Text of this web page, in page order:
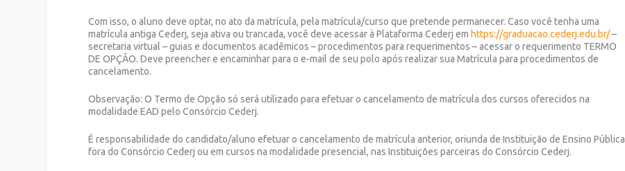
Com isso, o aluno deve optar, no ato da matrícula, pela matrícula/curso que pretende permanecer. Caso você tenha uma
matrícula antiga Cederj, seja ativa ou trancada, você deve acessar à Plataforma Cederj emhttps://graduacao.cederj.edu.br/–
secretaria virtual – guias e documentos acadêmicos – procedimentos para requerimentos – acessar o requerimento TERMO
DE OPÇÃO. Deve preencher e encaminhar para o e-mail de seu polo após realizar sua Matrícula para procedimentos de
cancelamento.
Observação: O Termo de Opção só será utilizado para efetuar o cancelamento de matrícula dos cursos oferecidos na
modalidade EAD pelo Consórcio Cederj.
É responsabilidade do candidato/aluno efetuar o cancelamento de matrícula anterior, oriunda de Instituição de Ensino Pública
fora do Consórcio Cederj ou em cursos na modalidade presencial, nas Instituições parceiras do Consórcio Cederj.